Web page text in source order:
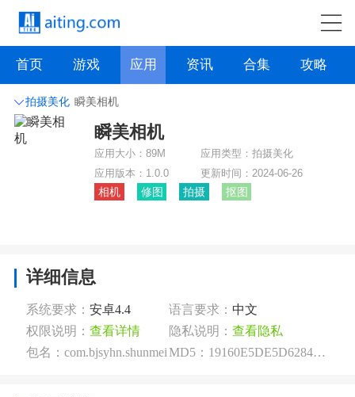
首页 游戏 应用 资讯 合集 攻略
拍摄美化 瞬美相机
系统工具
生活实用 办公学习 资讯阅读
时尚购物 其它软件
瞬美相机
应用大小：89M 应用类型：拍摄美化
应用版本： 1.0.0 更新时间：2024-06-26
相机 修图 拍摄 抠图
详细信息
系统要求： 安卓4.4 语言要求： 中文
权限说明： 查看详情 隐私说明： 查看隐私
包名：com.bjsyhn.shunmei
MD5：19160E5DE5D6284E38D184F640E87B5C